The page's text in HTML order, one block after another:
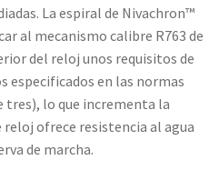
La espiral de Nivachron™
al mecanismo calibre R763 de
del reloj unos requisitos de
especificados en las normas
tres), lo que incrementa la
ofrece resistencia al agua
de marcha.